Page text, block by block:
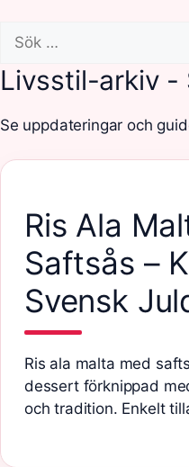
efter:
Livsstil-arkiv -
Se uppdateringar och
Ris Ala
Saftsås –
Svensk
Ris ala malta med
dessert förknippad
och tradition. Enkelt